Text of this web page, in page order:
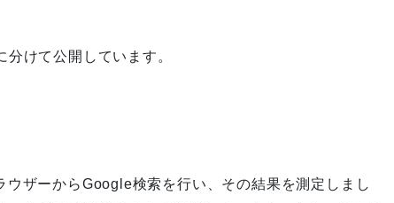
けて公開しています。
ザーからGoogle検索を行い、その結果を測定しまし